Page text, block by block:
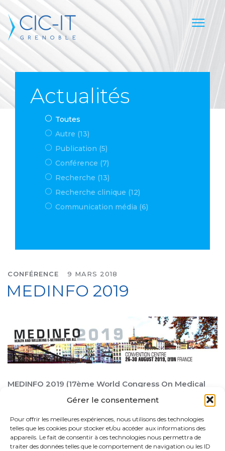
Gérer le consentement
Pour offrir les meilleures expériences, nous utilisons des technologies
telles que les cookies pour stocker et/ou accéder aux informations des
appareils. Le fait de consentir à ces technologies nous permettra de
traiter des données telles que le comportement de navigation ou les ID
Actualités
Toutes
Autre (13)
Publication (5)
Conférence (7)
Recherche (13)
Recherche clinique (12)
Communication média (6)
CONFÉRENCE 9 MARS 2018
MEDINFO 2019
MEDINFO 2019 (17ème World Congress On Medical
And Health Informatics) aura lieu à Lyon du 26 au 30
L’Association française d’Informatique Médicale (AIM),
présidée par Philippe Cinquin, a en charge